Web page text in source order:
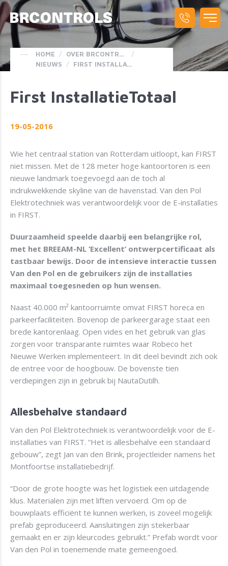
HOME / OVER BRCONTROLS
/
NIEUWS / FIRST INSTALLATIETOTAAL
First InstallatieTotaal
19-05-2016
Wie het centraal station van Rotterdam uitloopt, kan FIRST
niet missen. Met de 128 meter hoge kantoortoren is een
nieuwe landmark toegevoegd aan de toch al
indrukwekkende skyline van de havenstad. Van den Pol
Elektrotechniek was verantwoordelijk voor de E-installaties
in FIRST.
Duurzaamheid speelde daarbij een belangrijke rol,
met het BREEAM-NL ‘Excellent’ ontwerpcertificaat als
tastbaar bewijs. Door de intensieve interactie tussen
Van den Pol en de gebruikers zijn de installaties
maximaal toegesneden op hun wensen.
Naast 40.000 m² kantoorruimte omvat FIRST horeca en
parkeerfaciliteiten. Bovenop de parkeergarage staat een
brede kantorenlaag. Open vides en het gebruik van glas
zorgen voor transparante ruimtes waar Robeco het
Nieuwe Werken implementeert. In dit deel bevindt zich ook
de entree voor de hoogbouw. De bovenste tien
verdiepingen zijn in gebruik bij NautaDutilh.
Allesbehalve standaard
Van den Pol Elektrotechniek is verantwoordelijk voor de E-
installaties van FIRST. “Het is allesbehalve een standaard
gebouw”, zegt Jan van den Brink, projectleider namens het
Montfoortse installatiebedrijf.
“Door de grote hoogte was het logistiek een uitdagende
klus. Materialen zijn met liften vervoerd. Om op de
bouwplaats efficiënt te kunnen werken, is zoveel mogelijk
prefab geproduceerd. Aansluitingen zijn stekerbaar
gemaakt en er zijn kleurcodes gebruikt.” Prefab wordt voor
Van den Pol in toenemende mate gemeengoed.